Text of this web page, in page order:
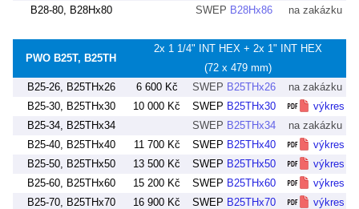
B28-80, B28Hx80
SWEP B28Hx86 na zakázku
PWO B25T, B25TH
2x 1 1/4" INT HEX + 2x 1" INT HEX
(72 x 479 mm)
B25-26, B25THx26
6 600 Kč SWEP B25THx26
na zakázku
B25-30, B25THx30
10 000 Kč SWEP B25THx30
výkres
B25-34, B25THx34
SWEP B25THx34
na zakázku
B25-40, B25THx40
11 700 Kč SWEP B25THx40
výkres
B25-50, B25THx50
13 500 Kč SWEP B25THx50
výkres
B25-60, B25THx60
15 200 Kč SWEP B25THx60
výkres
B25-70, B25THx70
16 900 Kč SWEP B25THx70
výkres